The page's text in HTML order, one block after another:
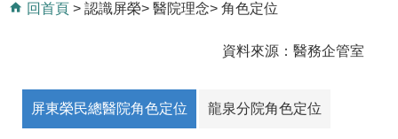
回首頁 認識屏榮 醫院理念 角色定位
資料來源：醫務企管室
屏東榮民總醫院角色定位 龍泉分院角色定位